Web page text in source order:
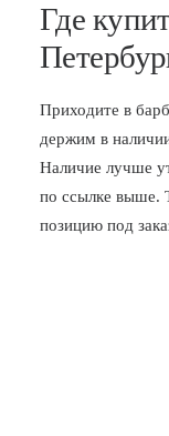
Где
Приходите в
держим в
Наличие лучше
по ссылке выше.
позицию под